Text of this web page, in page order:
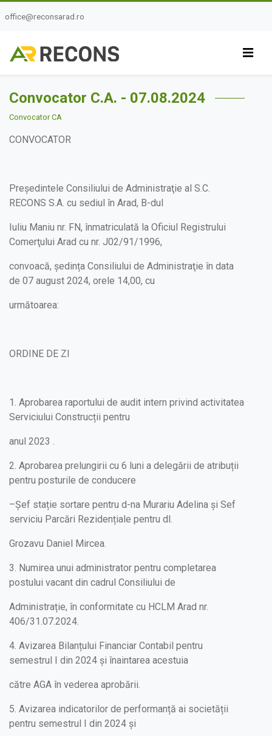
office@reconsarad.ro
Convocator C.A. - 07.08.2024
Convocator CA
CONVOCATOR
Președintele Consiliului de Administraţie al S.C.
RECONS S.A. cu sediul în Arad, B-dul
Iuliu Maniu nr. FN, înmatriculată la Oficiul Registrului
Comerţului Arad cu nr. J02/91/1996,
convoacă, ședința Consiliului de Administraţie în data
de 07 august 2024, orele 14,00, cu
următoarea:
ORDINE DE ZI
1. Aprobarea raportului de audit intern privind activitatea
Serviciului Construcții pentru
anul 2023 .
2. Aprobarea prelungirii cu 6 luni a delegării de atribuții
pentru posturile de conducere
–Șef stație sortare pentru d-na Murariu Adelina și Sef
serviciu Parcări Rezidențiale pentru dl.
Grozavu Daniel Mircea.
3. Numirea unui administrator pentru completarea
postului vacant din cadrul Consiliului de
Administrație, în conformitate cu HCLM Arad nr.
406/31.07.2024.
4. Avizarea Bilanțului Financiar Contabil pentru
semestrul I din 2024 și înaintarea acestuia
către AGA în vederea aprobării.
5. Avizarea indicatorilor de performanță ai societății
pentru semestrul I din 2024 și